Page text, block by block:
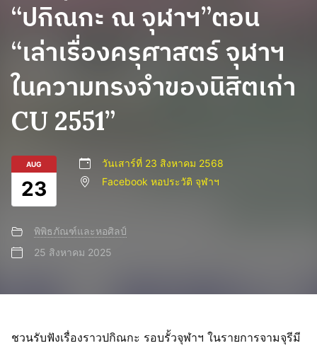
“ปกิณกะ ณ จุฬาฯ”ตอน
“เล่าเรื่องครุศาสตร์ จุฬาฯ
ในความทรงจำของนิสิตเก่า
CU 2551”
AUG
23
วันเสาร์ที่ 23 สิงหาคม 2568
Facebook หอประวัติ จุฬาฯ
พิพิธภัณฑ์และหอศิลป์
25 สิงหาคม 2025
ชวนรับฟังเรื่องราวปกิณกะ รอบรั้วจุฬาฯ ในรายการจามจุรีมี